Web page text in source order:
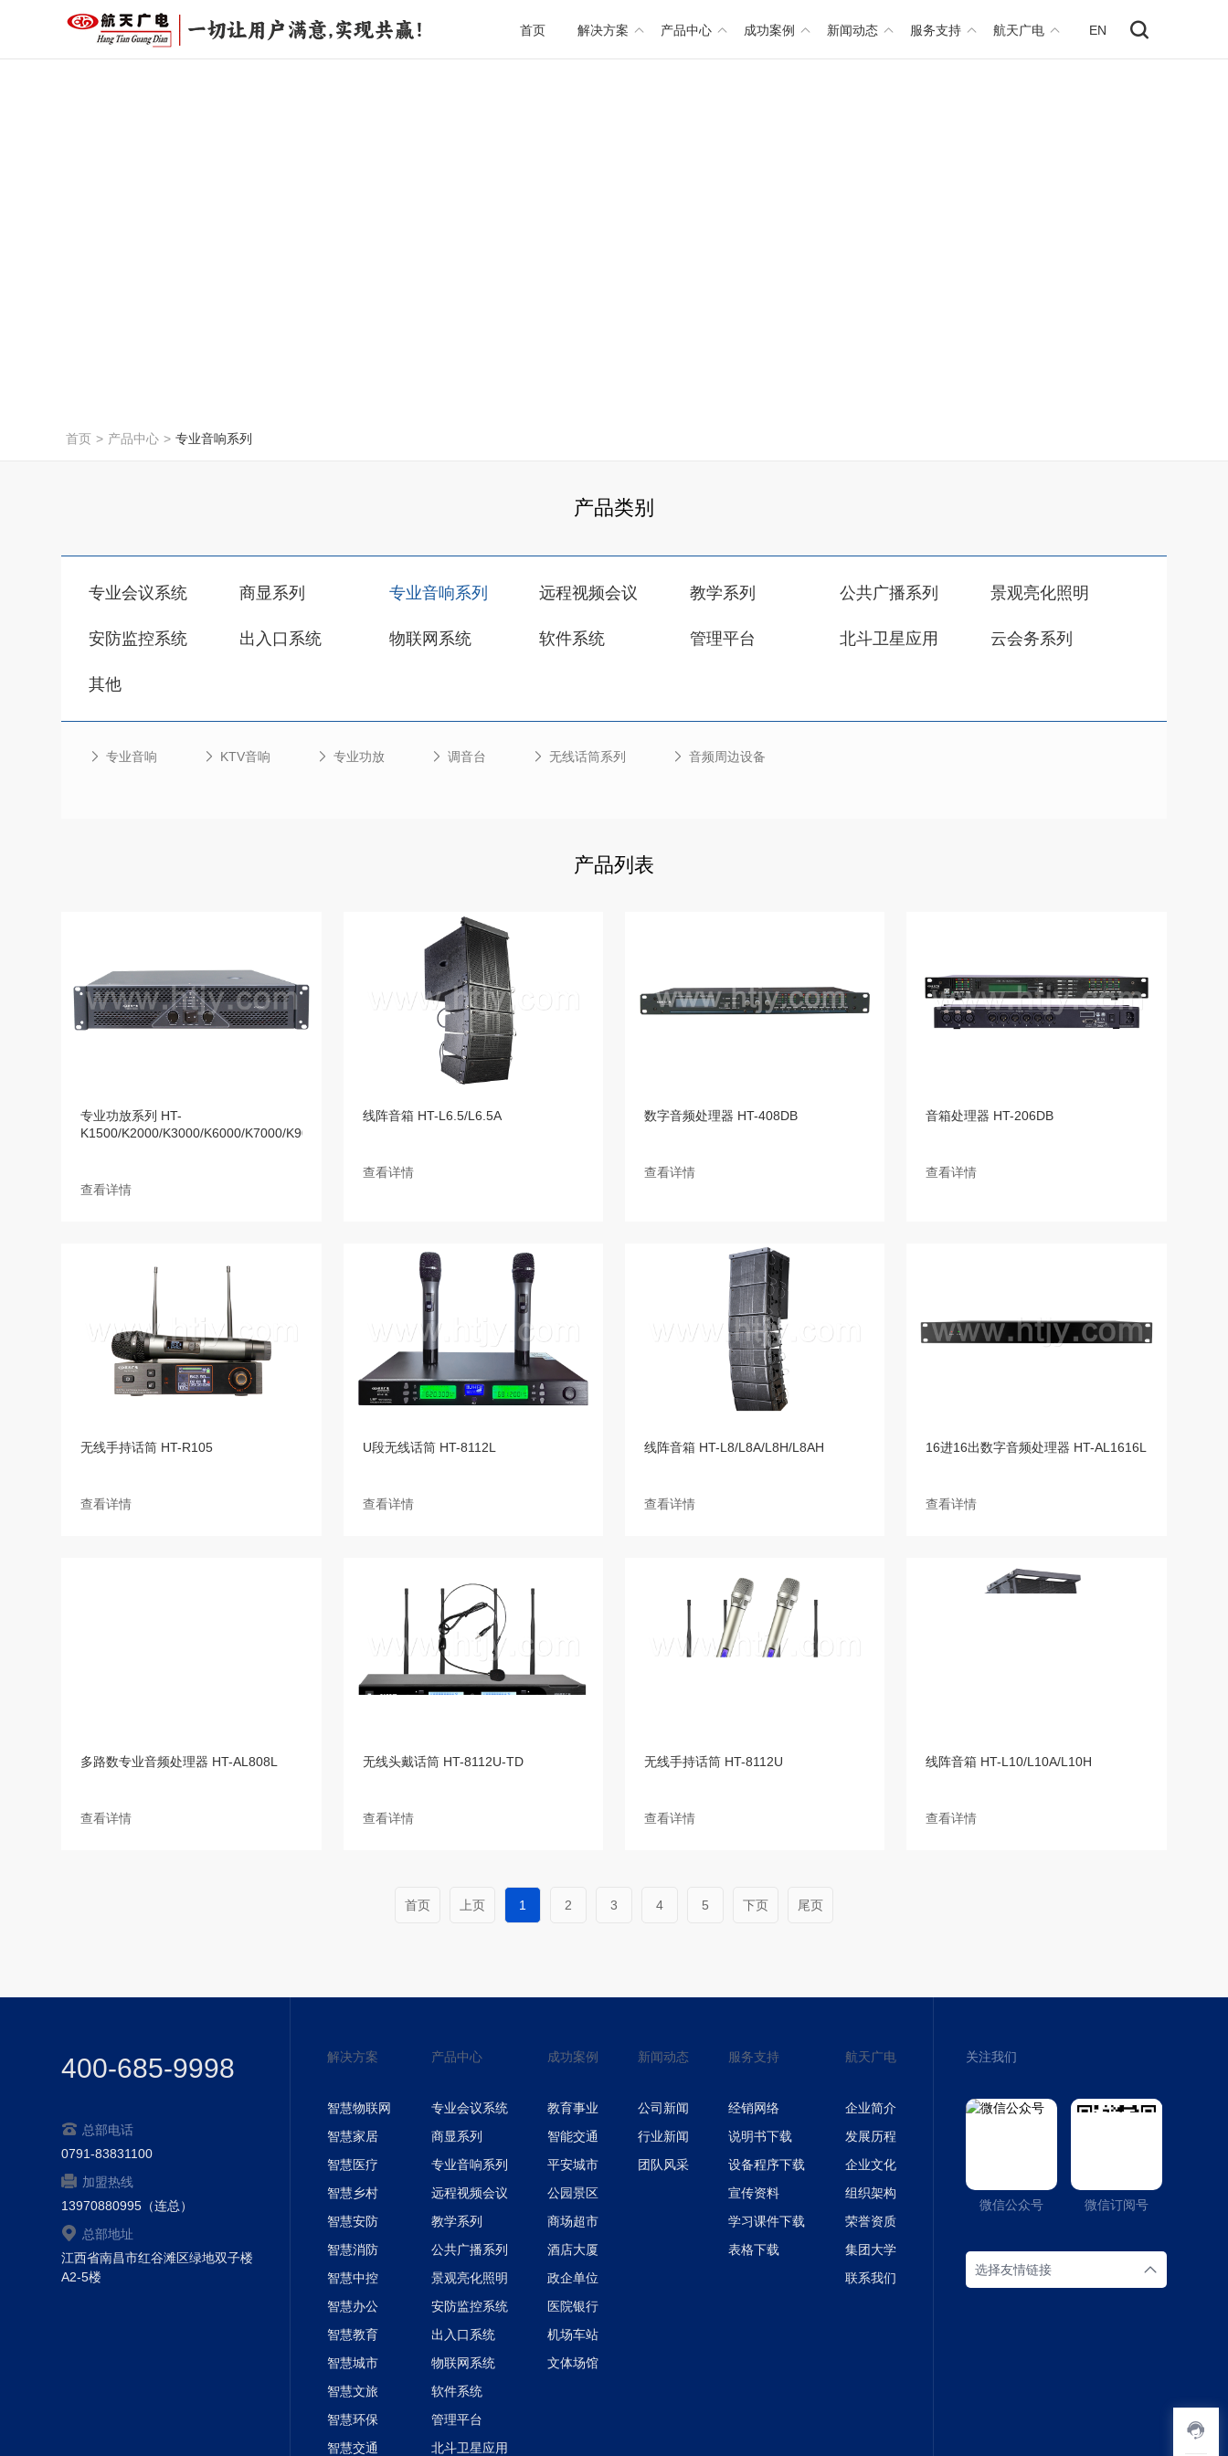
首页 解决方案 产品中心 成功案例 新闻动态 服务支持 航天广电 EN
首页 > 产品中心 > 专业音响系列
产品类别
专业会议系统 商显系列 专业音响系列 远程视频会议 教学系列 公共广播系列 景观亮化照明
安防监控系统 出入口系统 物联网系统 软件系统 管理平台 北斗卫星应用 云会务系列
其他
专业音响 KTV音响 专业功放 调音台 无线话筒系列 音频周边设备
产品列表
专业功放系列 HT-
K1500/K2000/K3000/K6000/K7000/K9000
查看详情
线阵音箱 HT-L6.5/L6.5A
查看详情
数字音频处理器 HT-408DB
查看详情
音箱处理器 HT-206DB
查看详情
无线手持话筒 HT-R105
查看详情
U段无线话筒 HT-8112L
查看详情
线阵音箱 HT-L8/L8A/L8H/L8AH
查看详情
16进16出数字音频处理器 HT-AL1616L
查看详情
多路数专业音频处理器 HT-AL808L
查看详情
无线头戴话筒 HT-8112U-TD
查看详情
无线手持话筒 HT-8112U
查看详情
线阵音箱 HT-L10/L10A/L10H
查看详情
首页 上页 1 2 3 4 5 下页 尾页
400-685-9998
总部电话
0791-83831100
加盟热线
13970880995（连总）
总部地址
江西省南昌市红谷滩区绿地双子楼
A2-5楼
解决方案
智慧物联网
智慧家居
智慧医疗
智慧乡村
智慧安防
智慧消防
智慧中控
智慧办公
智慧教育
智慧城市
智慧文旅
智慧环保
智慧交通
产品中心
专业会议系统
商显系列
专业音响系列
远程视频会议
教学系列
公共广播系列
景观亮化照明
安防监控系统
出入口系统
物联网系统
软件系统
管理平台
北斗卫星应用
成功案例
教育事业
智能交通
平安城市
公园景区
商场超市
酒店大厦
政企单位
医院银行
机场车站
文体场馆
新闻动态
公司新闻
行业新闻
团队风采
服务支持
经销网络
说明书下载
设备程序下载
宣传资料
学习课件下载
表格下载
航天广电
企业简介
发展历程
企业文化
组织架构
荣誉资质
集团大学
联系我们
关注我们
微信公众号 微信订阅号
选择友情链接